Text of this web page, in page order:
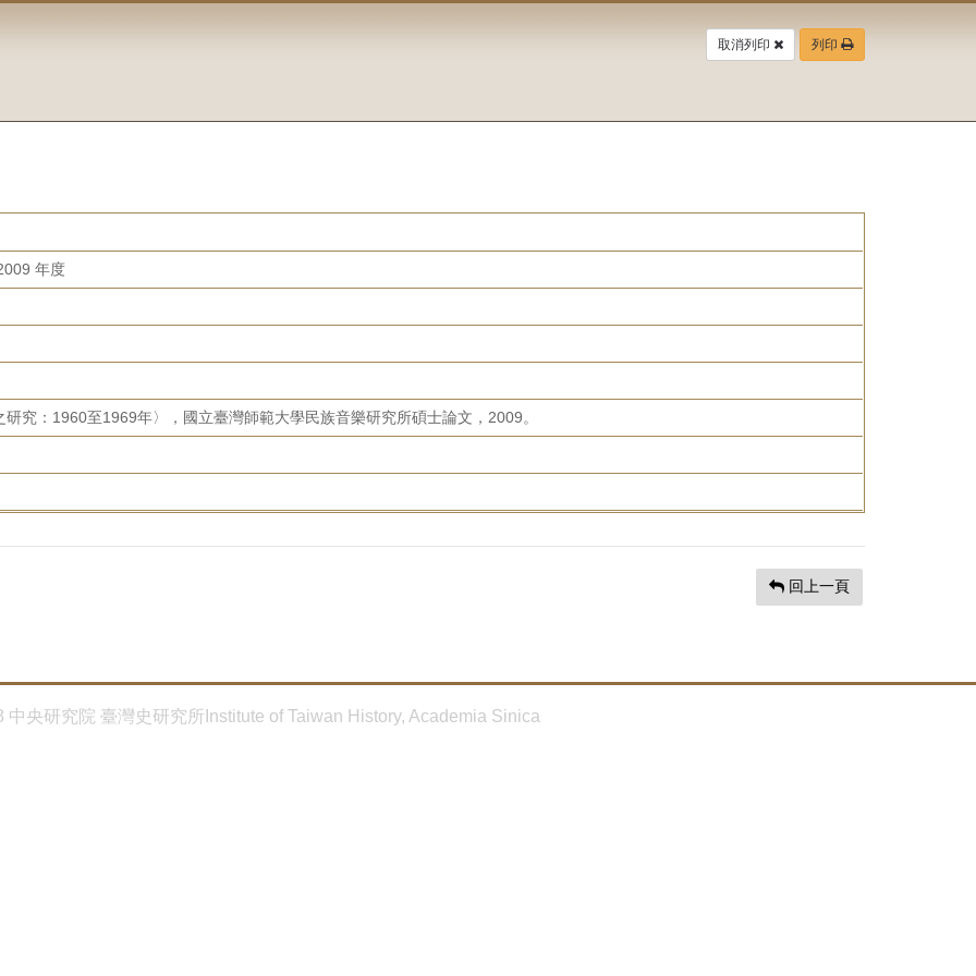
取消列印 列印
年度
研究：1960至1969年〉，國立臺灣師範大學民族音樂研究所碩士論文，2009。
回上一頁
中央研究院 臺灣史研究所Institute of Taiwan History, Academia Sinica